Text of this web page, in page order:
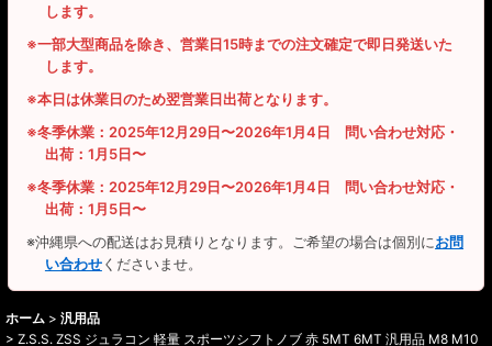
します。
※一部大型商品を除き、営業日15時までの注文確定で即日発送いた
します。
※本日は休業日のため翌営業日出荷となります。
※冬季休業：2025年12月29日〜2026年1月4日 問い合わせ対応・
出荷：1月5日〜
※冬季休業：2025年12月29日〜2026年1月4日 問い合わせ対応・
出荷：1月5日〜
※沖縄県への配送はお見積りとなります。ご希望の場合は個別にお問
い合わせくださいませ。
ホーム > 汎用品
> Z.S.S. ZSS ジュラコン 軽量 スポーツシフトノブ 赤 5MT 6MT 汎用品 M8 M10